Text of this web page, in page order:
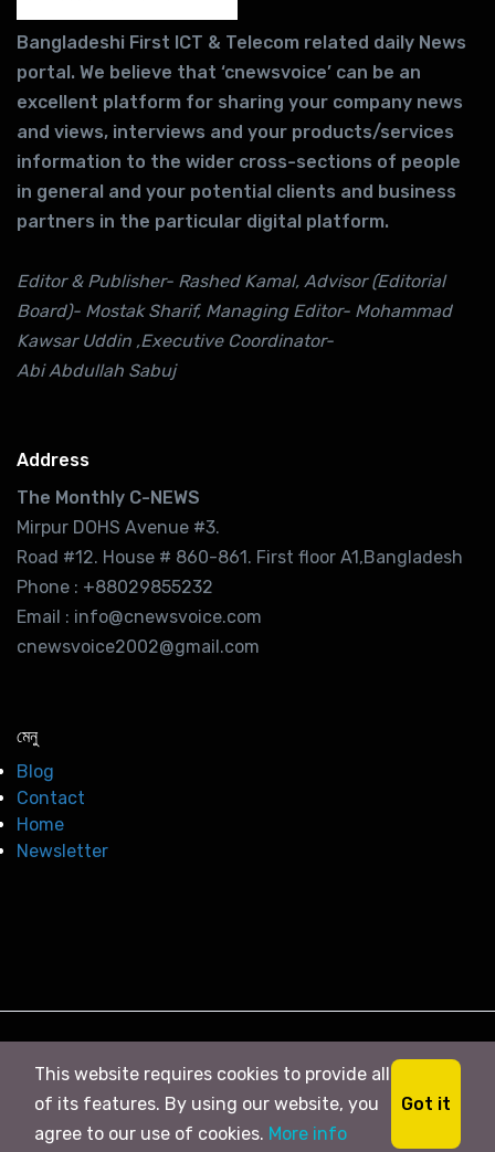
Bangladeshi First ICT & Telecom related daily News
portal. We believe that ‘cnewsvoice’ can be an
excellent platform for sharing your company news
and views, interviews and your products/services
information to the wider cross-sections of people
in general and your potential clients and business
partners in the particular digital platform.
Editor & Publisher- Rashed Kamal, Advisor (Editorial
Board)- Mostak Sharif, Managing Editor- Mohammad
Kawsar Uddin ,Executive Coordinator-
Abi Abdullah Sabuj
Address
The Monthly C-NEWS
Mirpur DOHS Avenue #3.
Road #12. House # 860-861. First floor A1,Bangladesh
Phone : +88029855232
Email : info@cnewsvoice.com
cnewsvoice2002@gmail.com
মেনু
Blog
Contact
Home
Newsletter
This website requires cookies to provide all
of its features. By using our website, you
agree to our use of cookies. More info
Got it